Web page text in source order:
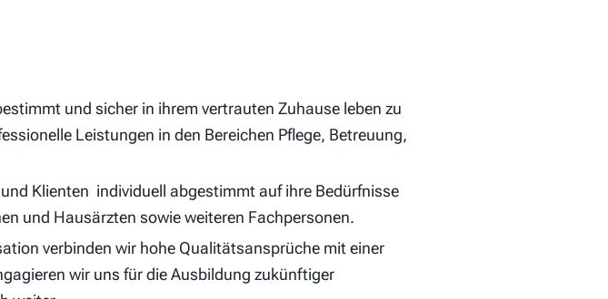
und sicher in ihrem vertrauten Zuhause leben zu
Leistungen in den Bereichen Pflege, Betreuung,
Klienten individuell abgestimmt auf ihre Bedürfnisse
und Hausärzten sowie weiteren Fachpersonen.
verbinden wir hohe Qualitätsansprüche mit einer
wir uns für die Ausbildung zukünftiger